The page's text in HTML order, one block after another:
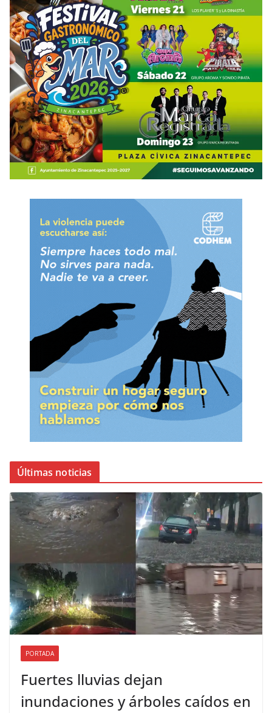
Últimas noticias
PORTADA
Fuertes lluvias dejan
inundaciones y árboles caídos en